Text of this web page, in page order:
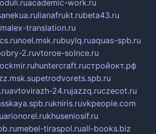
academic-work.ru
lianafrukt.rubeta43.ru
alex-translation.ru
noel.msk.rubuylq.ruaquas-spb.ru
2.ruvtoroe-solnce.ru
huntercraft.ruстройокт.рф
petrodvorets.spb.ru
avtovirazh-24.rujazzq.ruczecot.ru
kniris.ruvkpeople.com
arionorel.rukhuseniosif.ru
mebel-tiraspol.ruall-books.biz